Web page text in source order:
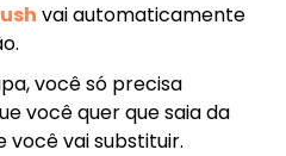
vai automaticamente
você só precisa
você quer que saia da
você vai substituir.